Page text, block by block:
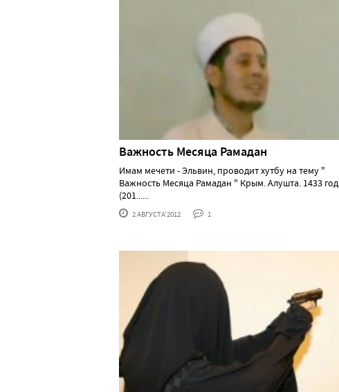
Важность Месяца Рамадан
Имам мечети - Эльвин, проводит хутбу на тему "
Важность Месяца Рамадан " Крым. Алушта. 1433 год
(201......
2 АВГУСТА'2012 1